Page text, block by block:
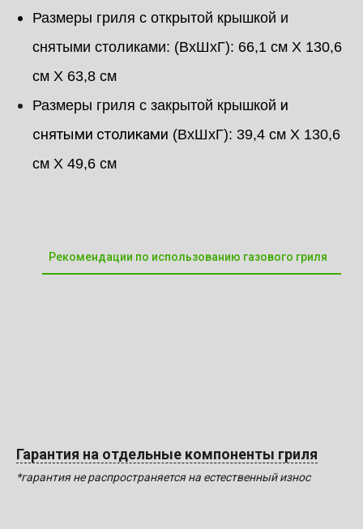
Размеры гриля c открытой крышкой и
снятыми столиками: (ВхШхГ): 66,1 см X 130,6
см X 63,8 см
Размеры гриля с закрытой крышкой и
снятыми столиками (ВхШхГ): 39,4 см X 130,6
см X 49,6 см
Рекомендации по использованию газового гриля
Гарантия на отдельные компоненты гриля
*гарантия не распространяется на естественный износ